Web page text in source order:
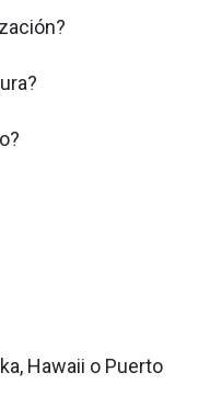
Hawaii o Puerto